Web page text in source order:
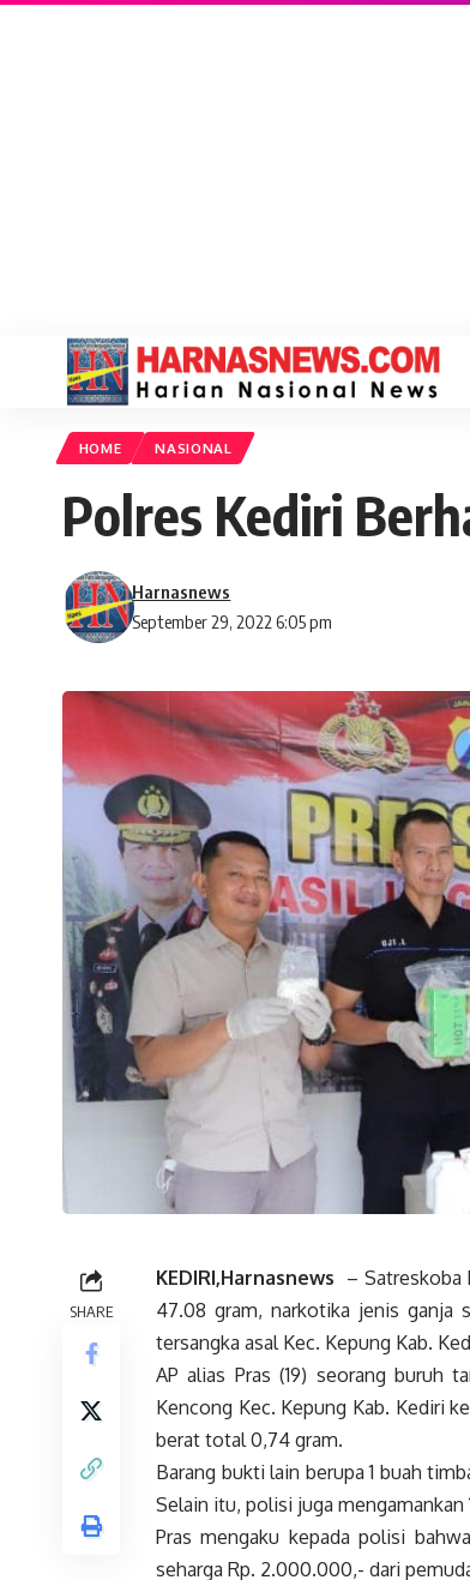
HOME NASIONAL
Polres Kediri
September 29, 2022 6:05 pm
Harnasnews
SHARE
KEDIRI,Harnasnews – Satreskoba
47.08 gram, narkotika jenis ganja
tersangka asal Kec. Kepung Kab.
AP alias Pras (19) seorang buruh
Kencong Kec. Kepung Kab. Kediri
berat total 0,74 gram.
Barang bukti lain berupa 1 buah
Selain itu, polisi juga
Pras mengaku kepada polisi
seharga Rp. 2.000.000,- dari